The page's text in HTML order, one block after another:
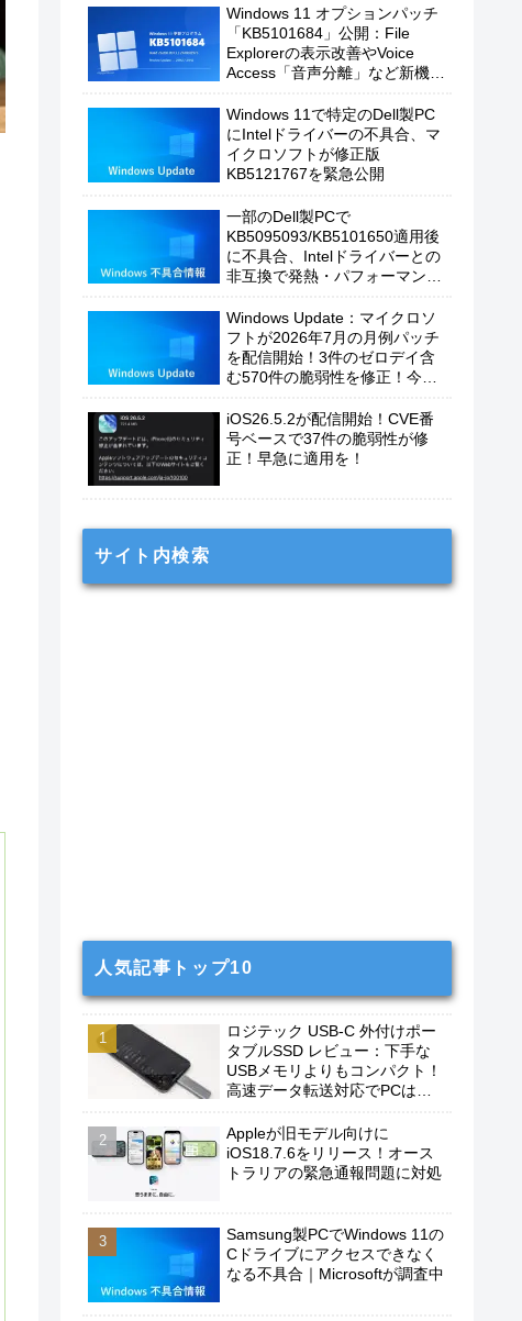
Windows 11 オプションパッチ
「KB5101684」公開：File
Explorerの表示改善やVoice
Access「音声分離」など新機能
Windows 11で特定のDell製PC
にIntelドライバーの不具合、マ
イクロソフトが修正版
KB5121767を緊急公開
一部のDell製PCで
KB5095093/KB5101650適用後
に不具合、Intelドライバーとの
非互換で発熱・パフォーマンス
Windows Update：マイクロソ
フトが2026年7月の月例パッチ
を配信開始！3件のゼロデイ含
む570件の脆弱性を修正！今す
iOS26.5.2が配信開始！CVE番
号ベースで37件の脆弱性が修
正！早急に適用を！
サイト内検索
人気記事トップ10
ロジテック USB-C 外付けポー
タブルSSD レビュー：下手な
USBメモリよりもコンパクト！
高速データ転送対応でPCは勿
もおすすめ！
Appleが旧モデル向けに
iOS18.7.6をリリース！オース
トラリアの緊急通報問題に対処
Samsung製PCでWindows 11の
Cドライブにアクセスできなく
なる不具合｜Microsoftが調査中